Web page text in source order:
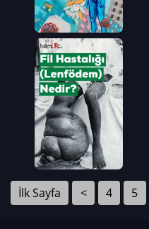
İlk Sayfa < 4 5